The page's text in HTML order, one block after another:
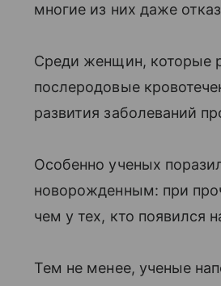
многие из них даже
Среди женщин, которые
послеродовые
развития заболеваний
Особенно ученых
новорожденным: при
чем у тех, кто появился
Тем не менее, ученые